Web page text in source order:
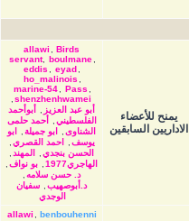
يمنح للأعضاء
الاداريين السابقين
allawi
Birds
servant, boulmane
eddis
eyad
ho_malinois
marine-54
Pass
shenzhenhwamei
أبو عبد العزيز
أبوأحمد
الفلسطيني
أحمد حلمى
الشناوى
ابو جميلة
ابو
يوسف
احمد القصري
الحسن بنجدي
المهند
الهاجري1977
بو نواف
د. حسن سلامه
د.أبوصهيب
سفيان
الوجدي
allawi
benbouhenni